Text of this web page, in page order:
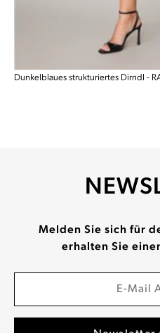
Dunkelblaues strukturiertes Dirndl -
Melden Sie sich für
erhalten Sie